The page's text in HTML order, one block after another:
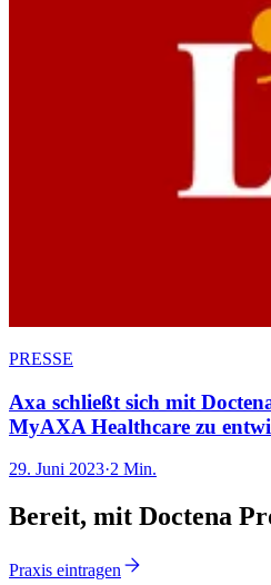
PRESSE
Axa schließt sich mit
MyAXA Healthcare zu
29. Juni 2023·2 Min.
Bereit, mit Doctena
Praxis eintragen